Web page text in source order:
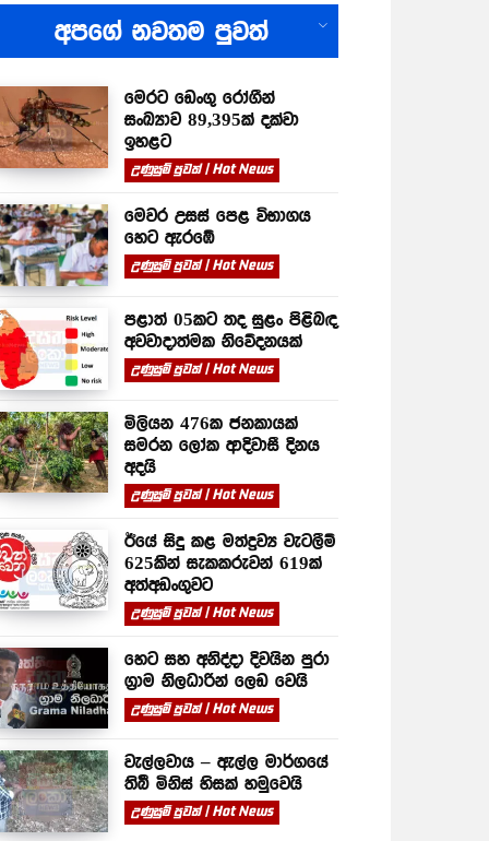
අපගේ නවතම පුවත්
මෙරට ඩෙංගු රෝගීන්
සංඛ්‍යාව 89,395ක් දක්වා
ඉහළට
උණුසුම් පුවත් | Hot News
මෙවර උසස් පෙළ විභාගය
හෙට ඇරඹේ
උණුසුම් පුවත් | Hot News
පළාත් 05කට තද සුළං පිළිබඳ
අවවාදාත්මක නිවේදනයක්
උණුසුම් පුවත් | Hot News
මිලියන 476ක ජනකායක්
සමරන ලෝක ආදිවාසී දිනය
අදයි
උණුසුම් පුවත් | Hot News
ඊයේ සිදු කළ මත්ද්‍රව්‍ය වැටලීම්
625කින් සැකකරුවන් 619ක්
අත්අඩංගුවට
උණුසුම් පුවත් | Hot News
හෙට සහ අනිද්දා දිවයින පුරා
ග්‍රාම නිලධාරින් ලෙඩ වෙයි
උණුසුම් පුවත් | Hot News
වැල්ලවාය – ඇල්ල මාර්ගයේ
තිබී මිනිස් හිසක් හමුවෙයි
උණුසුම් පුවත් | Hot News